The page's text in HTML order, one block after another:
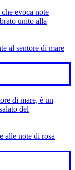
evoca note
unito alla
di mare, è un
del